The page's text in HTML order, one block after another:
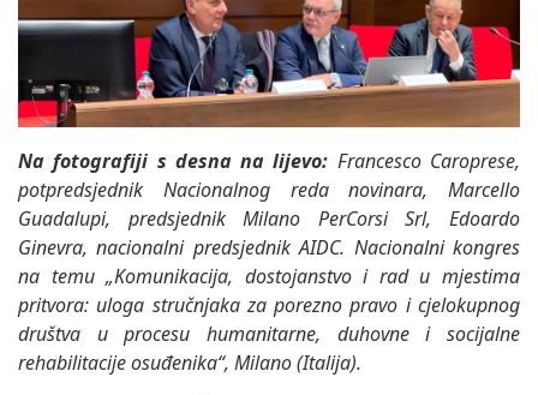
Na fotografiji s desna na lijevo: Francesco Caroprese,
potpredsjednik Nacionalnog reda novinara, Marcello
Guadalupi, predsjednik Milano PerCorsi Srl, Edoardo
Ginevra, nacionalni predsjednik AIDC. Nacionalni kongres
na temu „Komunikacija, dostojanstvo i rad u mjestima
pritvora: uloga stručnjaka za porezno pravo i cjelokupnog
društva u procesu humanitarne, duhovne i socijalne
rehabilitacije osuđenika“, Milano (Italija).